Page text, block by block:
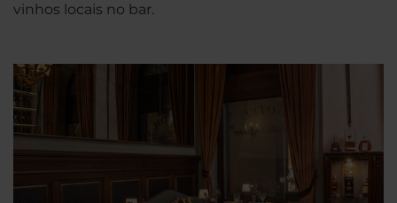
vinhos locais no bar.